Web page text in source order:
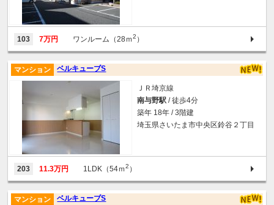
103 7万円 ワンルーム（28ｍ2 ）
ベルキューブS
マンション
ＪＲ埼京線
南与野駅 / 徒歩4分
築年 18年 / 3階建
埼玉県さいたま市中央区鈴谷２丁目
203 11.3万円 1LDK（54ｍ2 ）
ベルキューブS
マンション